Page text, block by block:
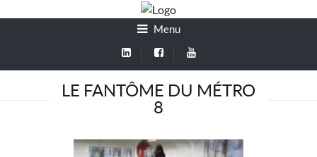
Menu
LE FANTÔME DU MÉTRO
8